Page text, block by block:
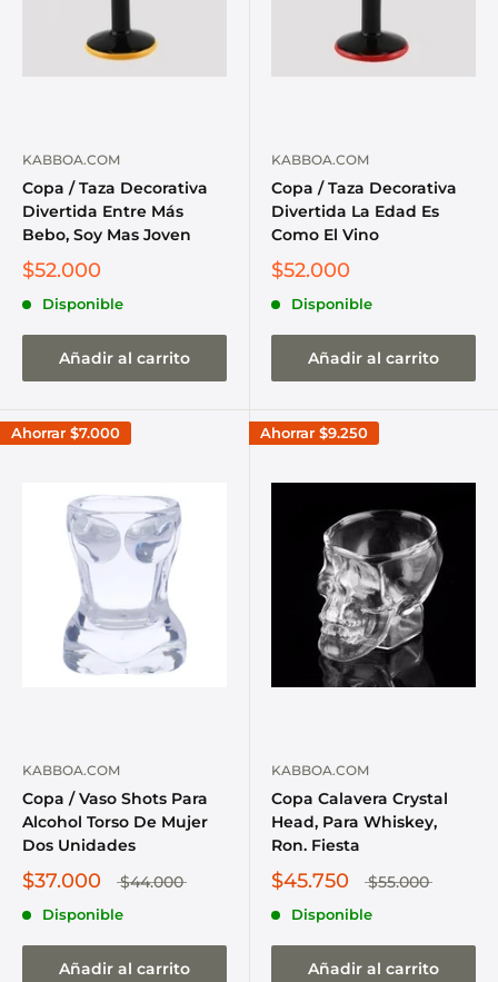
KABBOA.COM
Copa / Taza Decorativa
Divertida Entre Más
Bebo, Soy Mas Joven
$52.000
Disponible
Añadir al carrito
KABBOA.COM
Copa / Taza Decorativa
Divertida La Edad Es
Como El Vino
$52.000
Disponible
Añadir al carrito
Ahorrar $7.000
KABBOA.COM
Copa / Vaso Shots Para
Alcohol Torso De Mujer
Dos Unidades
$37.000 $44.000
Disponible
Añadir al carrito
Ahorrar $9.250
KABBOA.COM
Copa Calavera Crystal
Head, Para Whiskey,
Ron. Fiesta
$45.750 $55.000
Disponible
Añadir al carrito